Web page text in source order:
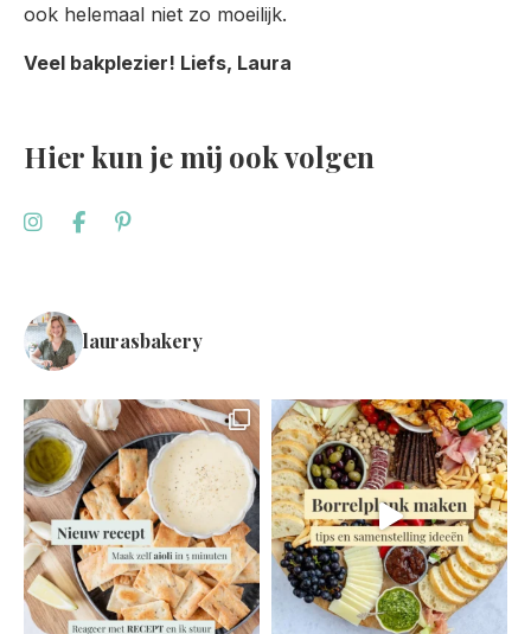
ook helemaal niet zo moeilijk.
Veel bakplezier! Liefs, Laura
Hier kun je mij ook volgen
laurasbakery